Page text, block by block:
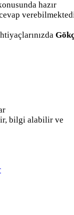
hazır
bilgi alabilir ve